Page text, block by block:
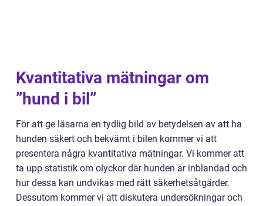
Kvantitativa mätningar om
”hund i bil”
För att ge läsarna en tydlig bild av betydelsen av att ha
hunden säkert och bekvämt i bilen kommer vi att
presentera några kvantitativa mätningar. Vi kommer att
ta upp statistik om olyckor där hunden är inblandad och
hur dessa kan undvikas med rätt säkerhetsåtgärder.
Dessutom kommer vi att diskutera undersökningar och